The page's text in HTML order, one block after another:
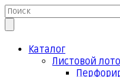
Каталог
Листовой